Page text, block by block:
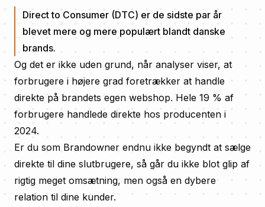
Direct to Consumer (DTC) er de sidste par år
blevet mere og mere populært blandt danske
brands.
Og det er ikke uden grund, når analyser viser, at
forbrugere i højere grad foretrækker at handle
direkte på brandets egen webshop. Hele 19 % af
forbrugere handlede direkte hos producenten i
2024.
Er du som Brandowner endnu ikke begyndt at sælge
direkte til dine slutbrugere, så går du ikke blot glip af
rigtig meget omsætning, men også en dybere
relation til dine kunder.